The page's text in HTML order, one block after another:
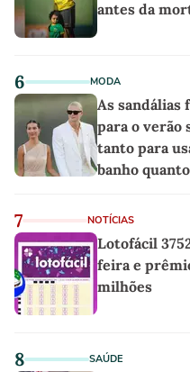
antes da
6 MODA
As sandálias
para o verão
tanto para
banho
7 NOTÍCIAS
Lotofácil
feira e
milhões
8 SAÚDE